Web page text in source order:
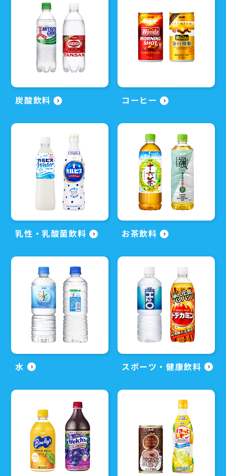
炭酸飲料 コーヒー
乳性・乳酸菌飲料 お茶飲料
水 スポーツ・健康飲料